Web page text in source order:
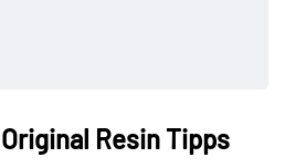
Resin Tipps